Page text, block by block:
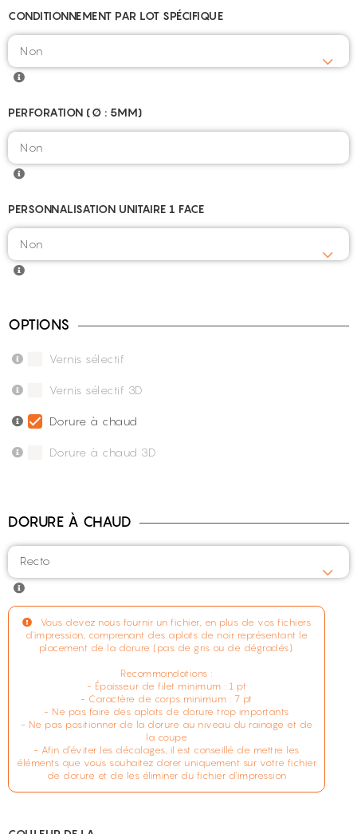
CONDITIONNEMENT PAR LOT SPÉCIFIQUE
PERFORATION (Ø : 5MM)
PERSONNALISATION UNITAIRE 1 FACE
OPTIONS
Vernis sélectif
Vernis sélectif 3D
Dorure à chaud
Dorure à chaud 3D
DORURE À CHAUD
Recto
Vous devez nous fournir un fichier, en plus de vos fichiers
d'impression, comprenant des aplats de noir représentant le
placement de la dorure (pas de gris ou de dégradés).
Recommandations :
- Épaisseur de filet minimum : 1 pt
- Caractère de corps minimum : 7 pt
- Ne pas faire des aplats de dorure trop importants
- Ne pas positionner de la dorure au niveau du rainage et de
la coupe
- Afin d'éviter les décalages, il est conseillé de mettre les
éléments que vous souhaitez dorer uniquement sur votre fichier
de dorure et de les éliminer du fichier d'impression